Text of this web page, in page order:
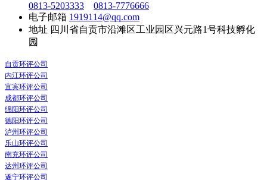
0813-5203333
0813-7776666
电子邮箱 1919114@qq.com
地址 四川省自贡市沿滩区工业园区兴元路1号科技孵化
园
自贡环评公司
内江环评公司
宜宾环评公司
成都环评公司
绵阳环评公司
德阳环评公司
泸州环评公司
乐山环评公司
南充环评公司
达州环评公司
遂宁环评公司